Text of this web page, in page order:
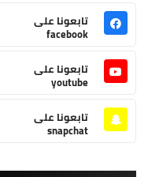
تابعونا على
facebook
تابعونا على
youtube
تابعونا على
snapchat